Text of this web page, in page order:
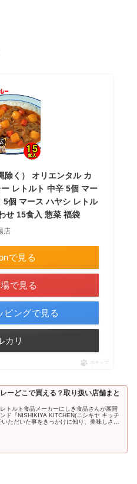
除く） オリエンタル カ
レトルト 中辛 5個 マー
5個 マース ハヤシ レトル
せ 15食入 惣菜 福袋
店
で見る
で見る
ピングで見る
カリ
ポチップ
ーどこで買える？取り扱い店舗まと
トルト食品メーカーにしき食品さんが展開
ド『NISHIKIYA KITCHEN(ニシキヤ キッチ
いただいた事をきっかけに知り、美味しさに